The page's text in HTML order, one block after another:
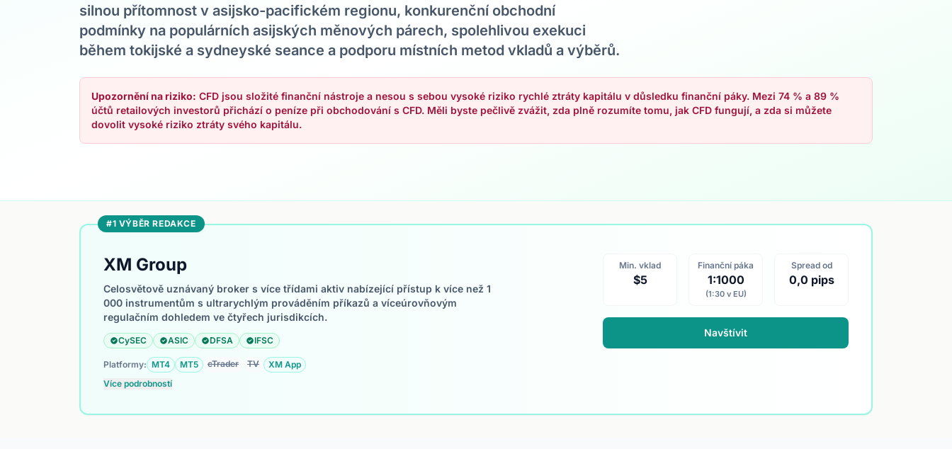
silnou přítomnost v asijsko-pacifickém regionu, konkurenční obchodní
podmínky na populárních asijských měnových párech, spolehlivou exekuci
během tokijské a sydneyské seance a podporu místních metod vkladů a výběrů.
Upozornění na riziko: CFD jsou složité finanční nástroje a nesou s sebou vysoké riziko rychlé ztráty kapitálu v důsledku finanční páky. Mezi 74 % a 89 %
účtů retailových investorů přichází o peníze při obchodování s CFD. Měli byste pečlivě zvážit, zda plně rozumíte tomu, jak CFD fungují, a zda si můžete
dovolit vysoké riziko ztráty svého kapitálu.
#1 VÝBĚR REDAKCE
XM Group
Celosvětově uznávaný broker s více třídami aktiv nabízející přístup k více než 1
000 instrumentům s ultrarychlým prováděním příkazů a víceúrovňovým
regulačním dohledem ve čtyřech jurisdikcích.
CySEC ASIC DFSA IFSC
Platformy: MT4 MT5 cTrader TV
XM App
Více podrobností
Min. vklad
$5
Finanční páka
1:1000
(1:30 v EU)
Spread od
0,0 pips
Navštívit